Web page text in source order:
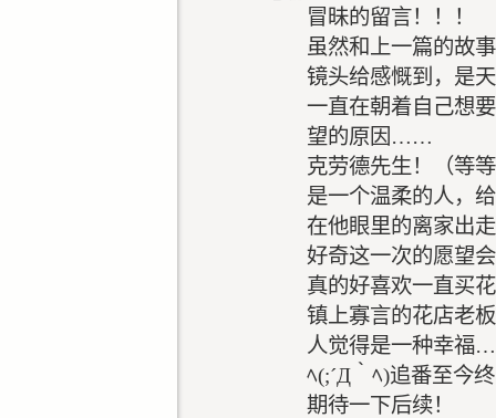
冒昧的留言！！！
虽然和上一篇的故
镜头给感慨到，是
一直在朝着自己想
望的原因……
克劳德先生！（等
是一个温柔的人，
在他眼里的离家出
好奇这一次的愿望
真的好喜欢一直买
镇上寡言的花店老
人觉得是一种幸福
ﾍ(;´Д｀ﾍ)追番至今
期待一下后续！